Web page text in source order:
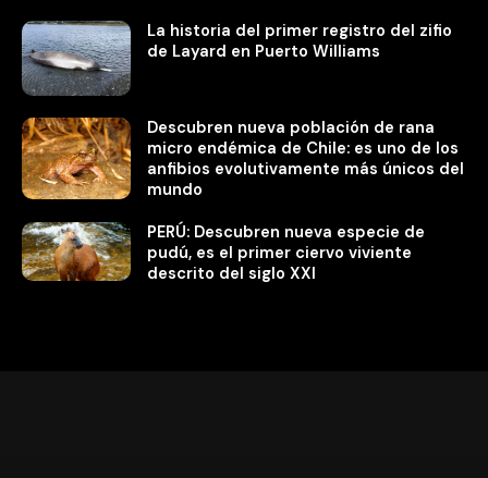
La historia del primer registro del zifio
de Layard en Puerto Williams
Descubren nueva población de rana
micro endémica de Chile: es uno de los
anfibios evolutivamente más únicos del
mundo
PERÚ: Descubren nueva especie de
pudú, es el primer ciervo viviente
descrito del siglo XXI